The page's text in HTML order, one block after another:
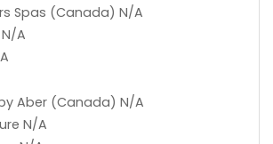
Spas (Canada) N/A
A
Aber (Canada) N/A
N/A